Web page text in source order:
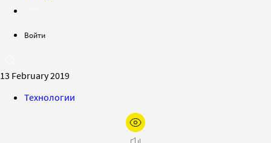
Войти
13 February 2019
Технологии